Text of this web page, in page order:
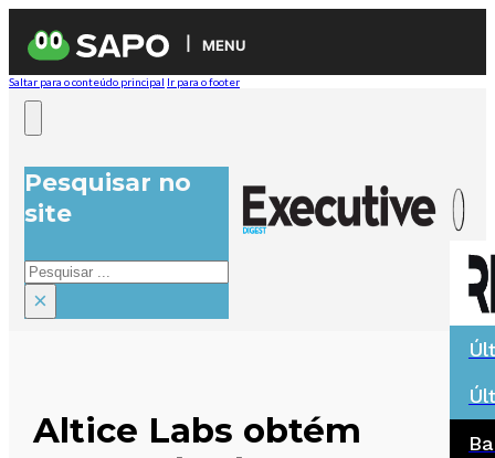
MENU
Saltar para o conteúdo principal Ir para o footer
Pesquisar no
site
Pesquisar
×
Altice Labs obtém